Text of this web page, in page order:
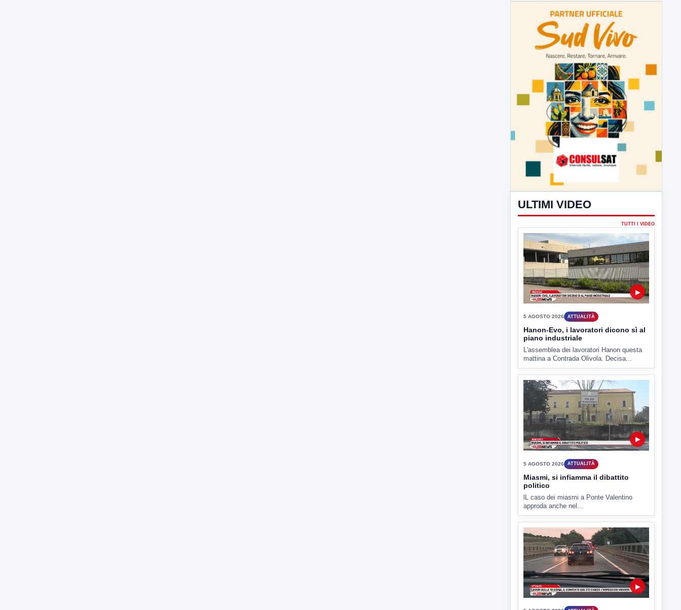
ULTIMI VIDEO
▶
5 AGOSTO 2026 ATTUALITÀ
Hanon-Evo, i lavoratori dicono sì al
piano industriale
L'assemblea dei lavoratori Hanon questa
mattina a Contrada Olivola. Decisa...
5 AGOSTO 2026 ATTUALITÀ
Miasmi, si infiamma il dibattito
politico
lL caso dei miasmi a Ponte Valentino
approda anche nel...
5 AGOSTO 2026 ATTUALITÀ
Lavori sulla Telesina il Comitato
SOS 372 chiede l'impiego dei